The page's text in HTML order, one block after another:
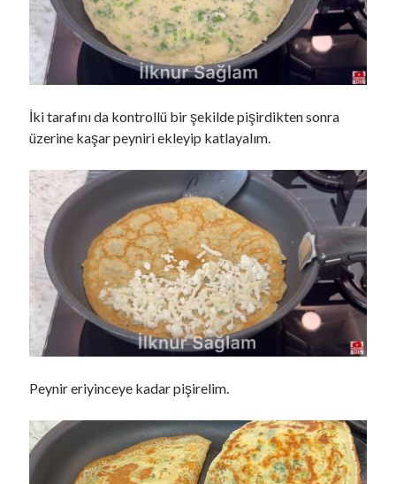
İki tarafını da kontrollü bir şekilde pişirdikten sonra
üzerine kaşar peyniri ekleyip katlayalım.
Peynir eriyinceye kadar pişirelim.